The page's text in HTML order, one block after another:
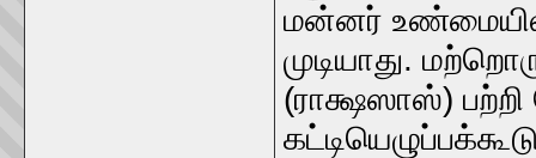
மன்னர்
முடியாது.
(ராக்ஷஸாஸ்)